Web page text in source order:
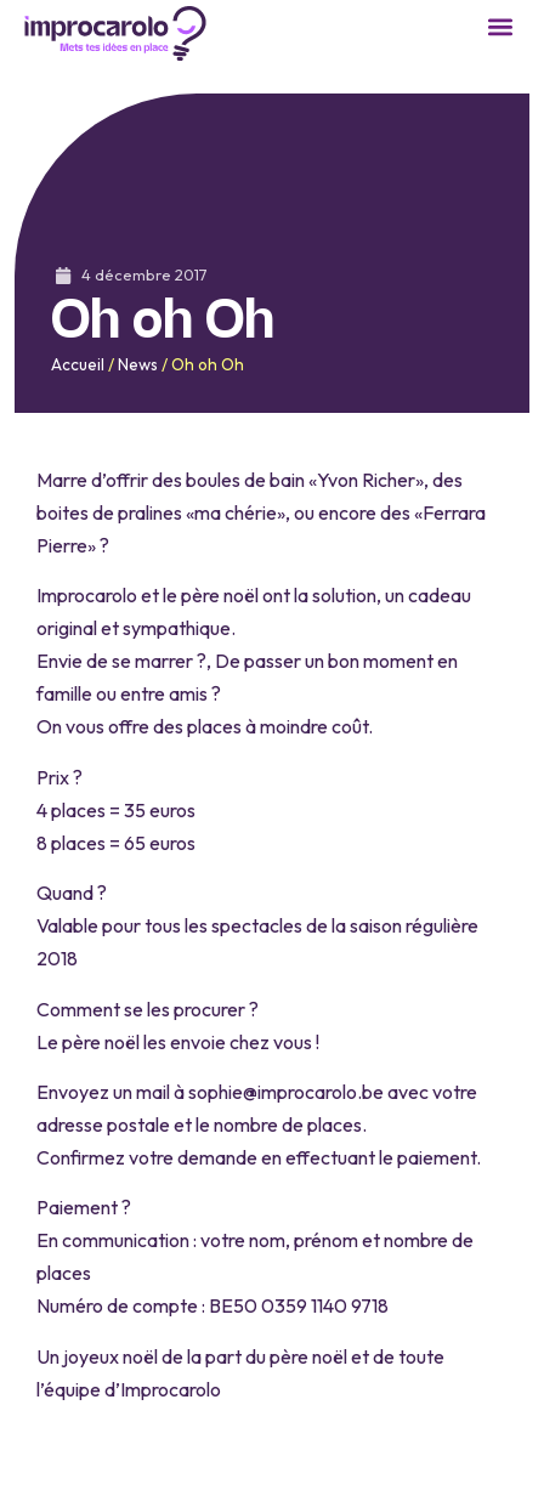
4 décembre 2017
Oh oh Oh
Accueil /News /Oh oh Oh
Marre d’offrir des boules de bain «Yvon Richer», des
boites de pralines «ma chérie», ou encore des «Ferrara
Pierre» ?
Improcarolo et le père noël ont la solution, un cadeau
original et sympathique.
Envie de se marrer ?, De passer un bon moment en
famille ou entre amis ?
On vous offre des places à moindre coût.
Prix ?
4 places = 35 euros
8 places = 65 euros
Quand ?
Valable pour tous les spectacles de la saison régulière
2018
Comment se les procurer ?
Le père noël les envoie chez vous !
Envoyez un mail à sophie@improcarolo.be avec votre
adresse postale et le nombre de places.
Confirmez votre demande en effectuant le paiement.
Paiement ?
En communication : votre nom, prénom et nombre de
places
Numéro de compte : BE50 0359 1140 9718
Un joyeux noël de la part du père noël et de toute
l’équipe d’Improcarolo